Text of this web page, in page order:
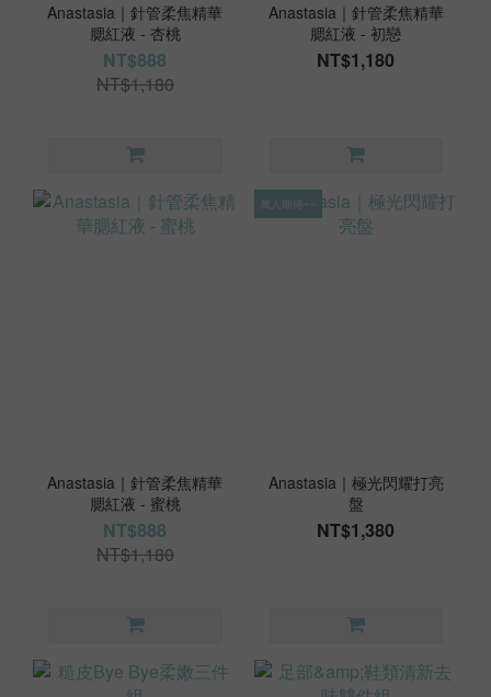
Anastasia｜針管柔焦精華
腮紅液 - 杏桃
NT$888
NT$1,180
Anastasia｜針管柔焦精華
腮紅液 - 初戀
NT$1,180
Anastasia｜針管柔焦精華
腮紅液 - 蜜桃
NT$888
NT$1,180
萬人期待~~
Anastasia｜極光閃耀打亮
盤
NT$1,380